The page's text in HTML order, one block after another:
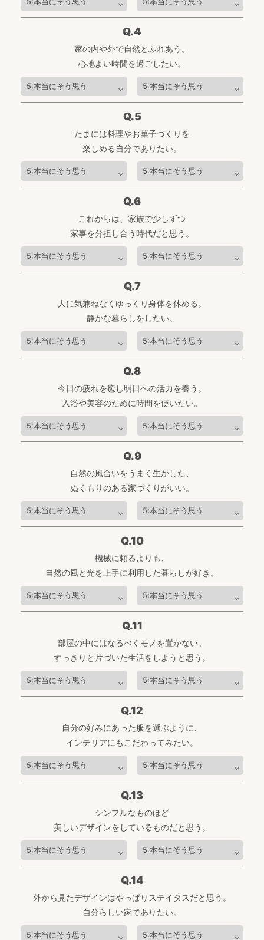
Q.4
家の内や外で自然とふれあう。
心地よい時間を過ごしたい。
Q.5
たまには料理やお菓子づくりを
楽しめる自分でありたい。
Q.6
これからは、家族で少しずつ
家事を分担し合う時代だと思う。
Q.7
人に気兼ねなくゆっくり身体を休める。
静かな暮らしをしたい。
Q.8
今日の疲れを癒し明日への活力を養う。
入浴や美容のために時間を使いたい。
Q.9
自然の風合いをうまく生かした、
ぬくもりのある家づくりがいい。
Q.10
機械に頼るよりも、
自然の風と光を上手に利用した暮らしが好き。
Q.11
部屋の中にはなるべくモノを置かない。
すっきりと片づいた生活をしようと思う。
Q.12
自分の好みにあった服を選ぶように、
インテリアにもこだわってみたい。
Q.13
シンプルなものほど
美しいデザインをしているものだと思う。
Q.14
外から見たデザインはやっぱりステイタスだと思う。
自分らしい家でありたい。